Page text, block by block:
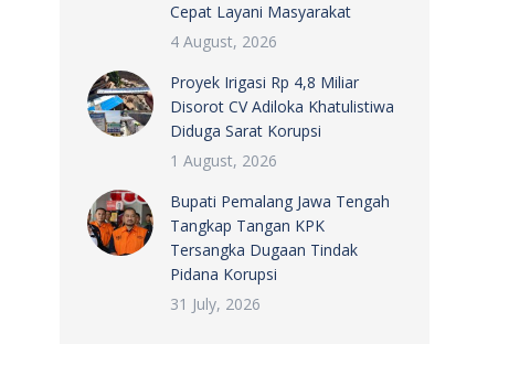
Cepat Layani Masyarakat
4 August, 2026
Proyek Irigasi Rp 4,8 Miliar
Disorot CV Adiloka Khatulistiwa
Diduga Sarat Korupsi
1 August, 2026
Bupati Pemalang Jawa Tengah
Tangkap Tangan KPK
Tersangka Dugaan Tindak
Pidana Korupsi
31 July, 2026